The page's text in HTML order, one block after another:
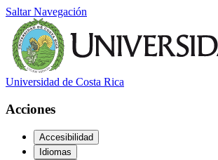
Saltar Navegación
Universidad de Costa Rica
Acciones
Accesibilidad
Idiomas